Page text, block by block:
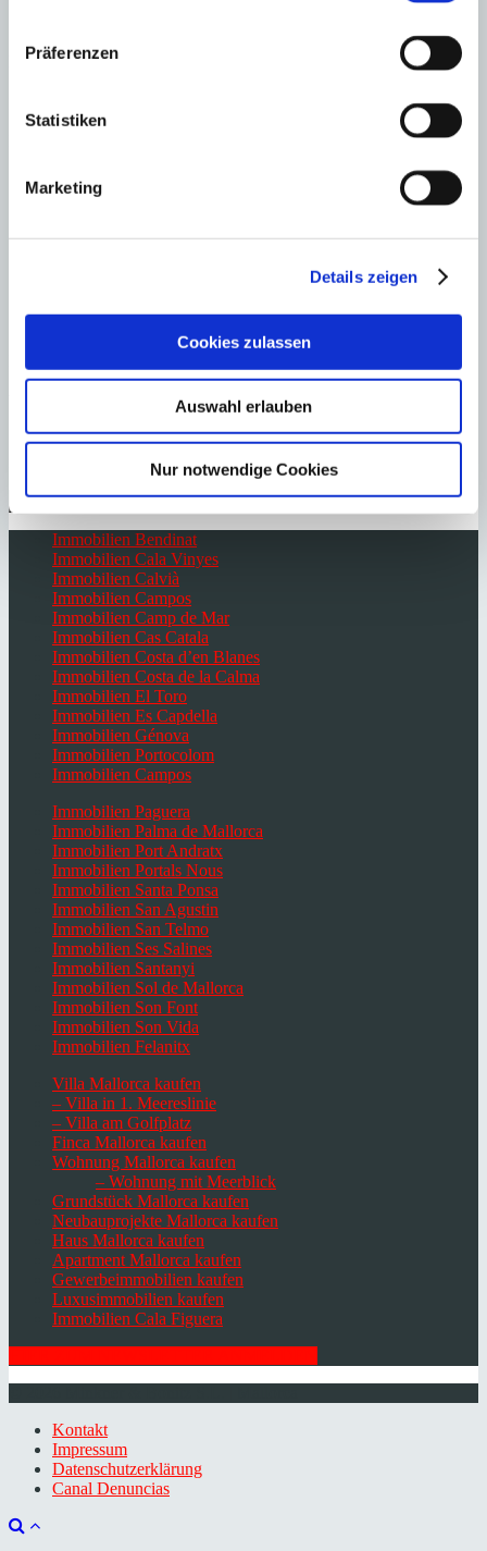
Präferenzen
Statistiken
Marketing
Details zeigen
Cookies zulassen
Auswahl erlauben
Nur notwendige Cookies
Kommentar schreiben
Name*
Name, E-Mail-Adresse und Website in diesem Browser für
meinen nächsten Kommentar speichern.
Immobilien Bendinat
Immobilien Cala Vinyes
Immobilien Calvià
Immobilien Campos
Immobilien Camp de Mar
Immobilien Cas Catala
Immobilien Costa d’en Blanes
Immobilien Costa de la Calma
Immobilien El Toro
Immobilien Es Capdella
Immobilien Génova
Immobilien Portocolom
Immobilien Campos
Immobilien Paguera
Immobilien Palma de Mallorca
Immobilien Port Andratx
Immobilien Portals Nous
Immobilien Santa Ponsa
Immobilien San Agustin
Immobilien San Telmo
Immobilien Ses Salines
Immobilien Santanyi
Immobilien Sol de Mallorca
Immobilien Son Font
Immobilien Son Vida
Immobilien Felanitx
Villa Mallorca kaufen
– Villa in 1. Meereslinie
– Villa am Golfplatz
Finca Mallorca kaufen
Wohnung Mallorca kaufen
– Wohnung mit Meerblick
Grundstück Mallorca kaufen
Neubauprojekte Mallorca kaufen
Haus Mallorca kaufen
Apartment Mallorca kaufen
Gewerbeimmobilien kaufen
Luxusimmobilien kaufen
Immobilien Cala Figuera
Kontakt
Impressum
Datenschutzerklärung
Canal Denuncias